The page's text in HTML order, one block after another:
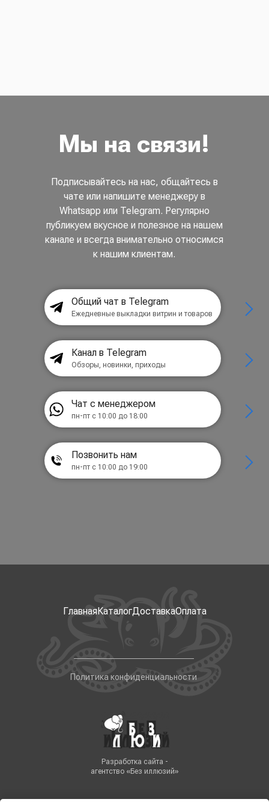
Мы на связи!
Подписывайтесь на нас, общайтесь в
чате или напишите менеджеру в
Whatsapp или Telegram. Регулярно
публикуем вкусное и полезное на нашем
канале и всегда внимательно относимся
к нашим клиентам.
Общий чат в Telegram
Ежедневные выкладки витрин и товаров
Канал в Telegram
Обзоры, новинки, приходы
Чат с менеджером
пн-пт с 10:00 до 18:00
Позвонить нам
пн-пт с 10:00 до 19:00
ГлавнаяКаталогДоставкаОплата
Политика конфиденциальности
Разработка сайта -
агентство «Без иллюзий»